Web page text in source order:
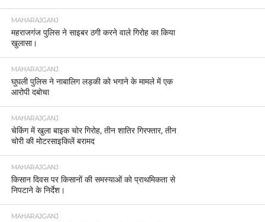
MAHARAJGANJ
महराजगंज पुलिस ने साइबर ठगी करने वाले गिरोह का किया
खुलासा।
MAHARAJGANJ
घुघली पुलिस ने नाबालिग लड़की को भगाने के मामले में एक
आरोपी दबोचा
MAHARAJGANJ
चेकिंग में खुला बाइक चोर गिरोह, तीन शातिर गिरफ्तार, तीन
चोरी की मोटरसाइकिलें बरामद
MAHARAJGANJ
किसान दिवस पर किसानों की समस्याओं को प्राथमिकता से
निपटाने के निर्देश।
MAHARAJGANJ